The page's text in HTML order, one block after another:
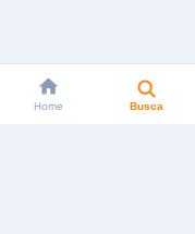
Home Busca